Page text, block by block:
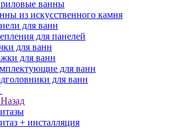
ванны
из искусственного камня
для ванн
для панелей
для ванн
для ванн
для ванн
для ванн
Назад
+ инсталляция